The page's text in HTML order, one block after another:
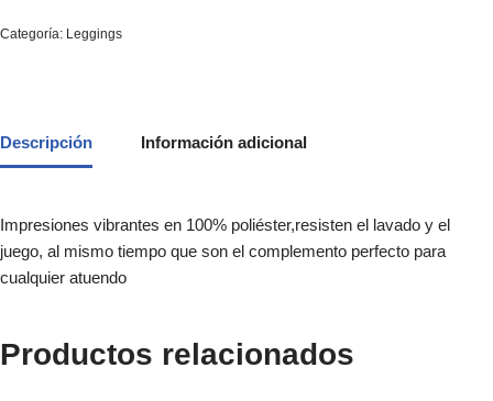
Categoría: Leggings
Descripción Información adicional
Impresiones vibrantes en 100% poliéster,resisten el lavado y el
juego, al mismo tiempo que son el complemento perfecto para
cualquier atuendo
Productos relacionados